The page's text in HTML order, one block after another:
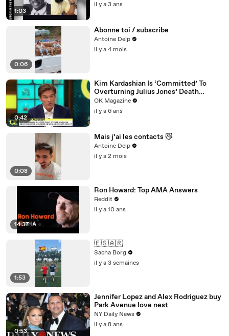
1:03
il y a 3 ans
0:06
Abonne toi / subscribe
Antoine Delp
il y a 4 mois
0:42
Kim Kardashian Is ‘Committed’ To
Overturning Julius Jones’ Death
Sentence: Watch
OK Magazine
il y a 6 ans
0:08
Mais j’ai les contacts 😼
Antoine Delp
il y a 2 mois
14:37
Ron Howard: Top AMA Answers
Reddit
il y a 10 ans
1:53
🇪🇸🇦🇷
Sacha Borg
il y a 3 semaines
0:53
Jennifer Lopez and Alex Rodriguez buy
Park Avenue love nest
NY Daily News
il y a 8 ans